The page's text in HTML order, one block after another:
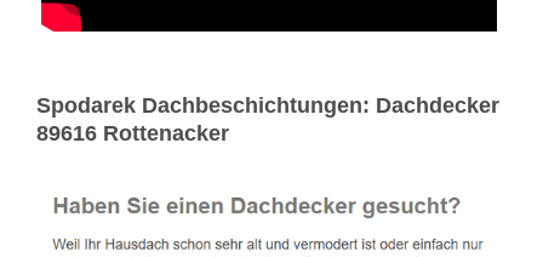
Spodarek Dachbeschichtungen: Dachdecker
89616 Rottenacker